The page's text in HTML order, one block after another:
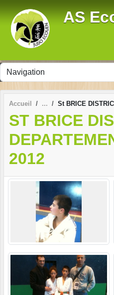
AS
Accueil St BRICE
ST BRICE
2012